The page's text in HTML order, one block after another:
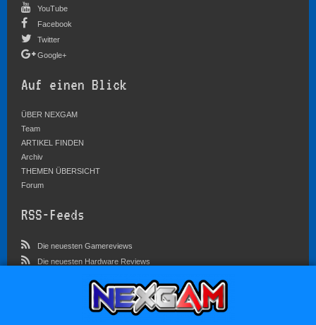
YouTube
Facebook
Twitter
Google+
Auf einen Blick
ÜBER NEXGAM
Team
ARTIKEL FINDEN
Archiv
THEMEN ÜBERSICHT
Forum
RSS-Feeds
Die neuesten Gamereviews
Die neuesten Hardware Reviews